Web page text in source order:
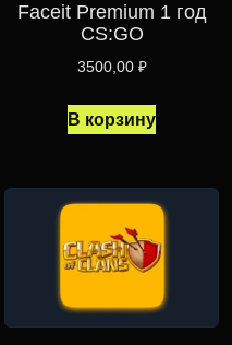
Faceit Premium 1 год
CS:GO
3500,00 ₽
В корзину